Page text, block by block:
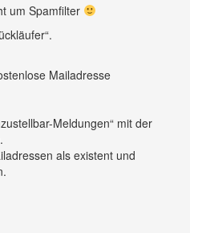
um Spamfilter
Mailadresse
Meldungen“ mit der
als existent und